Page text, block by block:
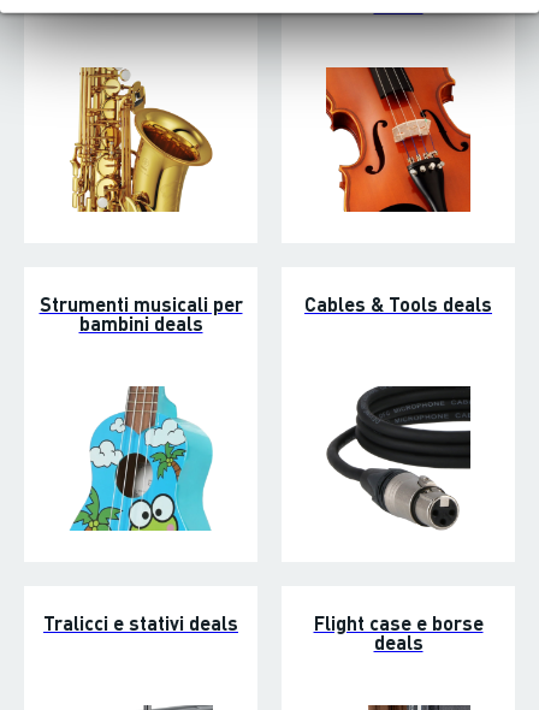
Strumenti musicali per
bambini deals
Cables & Tools deals
Tralicci e stativi deals Flight case e borse
deals